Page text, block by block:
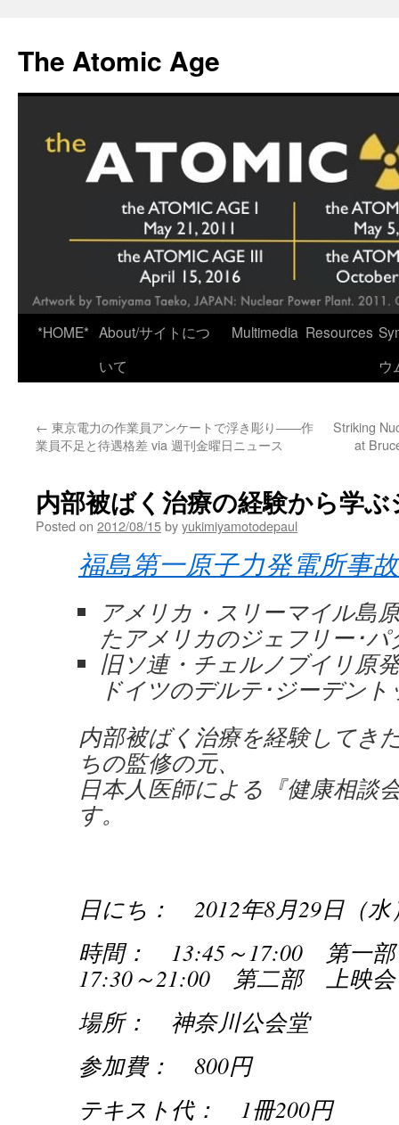
content
The Atomic Age
*HOME* About/サイトにつ
いて
Multimedia Resources
ウ
← 東京電力の作業員アンケートで浮き彫り――作
業員不足と待遇格差 via 週刊金曜日ニュース
Striking
at
内部被ばく治療の経験から学
Posted on 2012/08/15byyukimiyamotodepaul
福島第一原子力発電所事
アメリカ・スリーマイル島
たアメリカのジェフリー･
旧ソ連・チェルノブイリ原
ドイツのデルテ･ジーデン
内部被ばく治療を経験してき
ちの監修の元、
日本人医師による『健康相談
す。
日にち： 2012年8月29日（水
時間： 13:45～17:00 第一
17:30～21:00 第二部 上映会
場所： 神奈川公会堂
参加費： 800円
テキスト代： 1冊200円